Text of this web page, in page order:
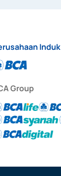
Induk
Group